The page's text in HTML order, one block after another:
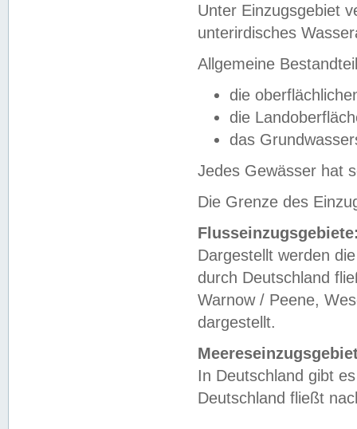
Unter Einzugsgebiet
unterirdisches
Allgemeine
die
die
das
Jedes Gewässer hat
Die Grenze des
Dargestellt werden
durch Deutschland
Warnow / Peene,
dargestellt.
In Deutschland gibt
Deutschland fließt